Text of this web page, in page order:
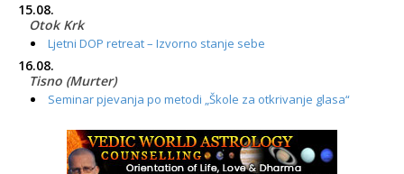
15.08.
Otok Krk
Ljetni DOP retreat – Izvorno stanje sebe
16.08.
Tisno (Murter)
Seminar pjevanja po metodi „Škole za otkrivanje glasa“
Online
Radionica: Pomagači iz drugih dimenzija Online – otvoreno za